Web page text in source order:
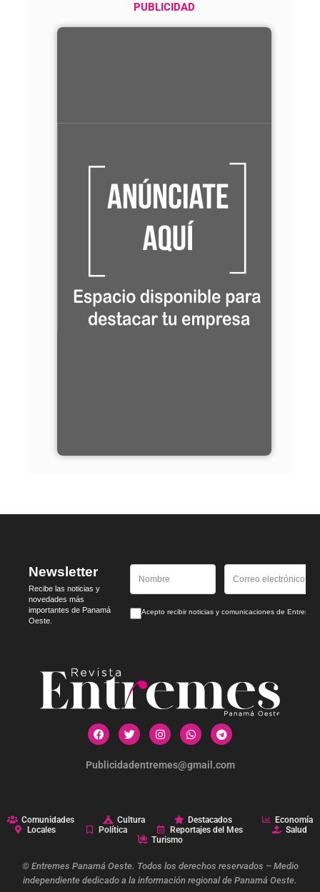
PUBLICIDAD
Newsletter
Recibe las noticias y
novedades más
importantes de Panamá
Oeste.
Acepto recibir noticias y comunicaciones de
Publicidadentremes@gmail.com
Comunidades Cultura Destacados
Economía
Locales
Política Reportajes del Mes
Salud
Turismo
© Entremes Panamá Oeste. Todos los derechos reservados – Medio
independiente dedicado a la información regional de Panamá Oeste.